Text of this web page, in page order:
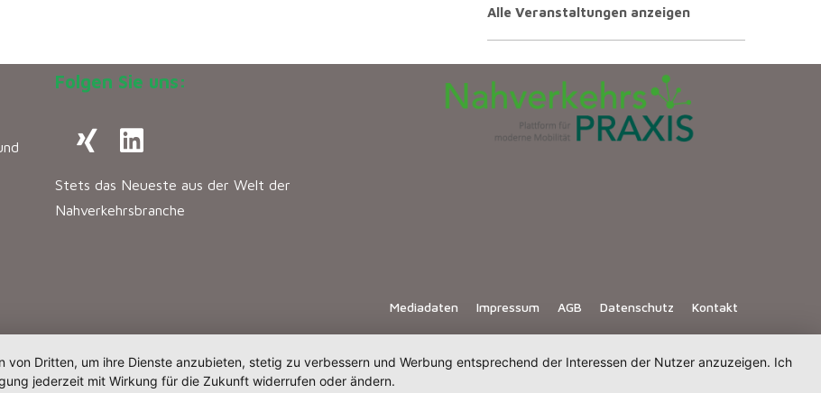
Alle Veranstaltungen anzeigen
Folgen Sie uns:
Stets das Neueste aus der Welt der
Nahverkehrsbranche
Mediadaten Impressum AGB Datenschutz Kontakt
von Dritten, um ihre Dienste anzubieten, stetig zu verbessern und Werbung entsprechend der Interessen der Nutzer anzuzeigen. Ich
jederzeit mit Wirkung für die Zukunft widerrufen oder ändern.